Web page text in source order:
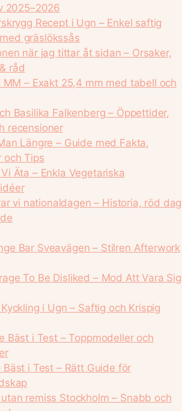
2025–2026
Recept i Ugn – Enkel saftig
gräslökssås
när jag tittar åt sidan – Orsaker,
råd
MM – Exakt 25,4 mm med tabell och
Basilika Falkenberg – Öppettider,
recensioner
Längre – Guide med Fakta,
och Tips
Äta – Enkla Vegetariska
vi nationaldagen – Historia, röd dag
Bar Sveavägen – Stilren Afterwork
To Be Disliked – Mod Att Vara Sig
i Ugn – Saftig och Krispig
Bäst i Test – Toppmodeller och
Bäst i Test – Rätt Guide för
remiss Stockholm – Snabb och